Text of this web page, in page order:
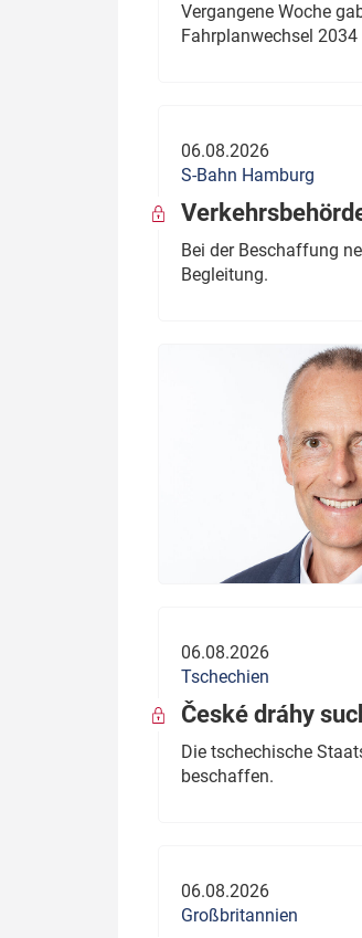
Vergangene Woche
Fahrplanwechsel
06.08.2026
S-Bahn Hamburg
Bei der Beschaffung
Begleitung.
06.08.2026
Tschechien
České dráhy
Die tschechische
beschaffen.
06.08.2026
Großbritannien